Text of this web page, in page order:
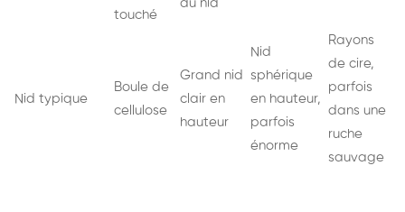
touché
du nid
Nid typique
Boule de
cellulose
Grand nid
clair en
hauteur
Nid
sphérique
en hauteur,
parfois
énorme
Rayons
de cire,
parfois
dans une
ruche
sauvage